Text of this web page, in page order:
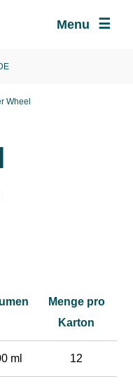
Menu
Wheel
Menge pro
Karton
ml 12